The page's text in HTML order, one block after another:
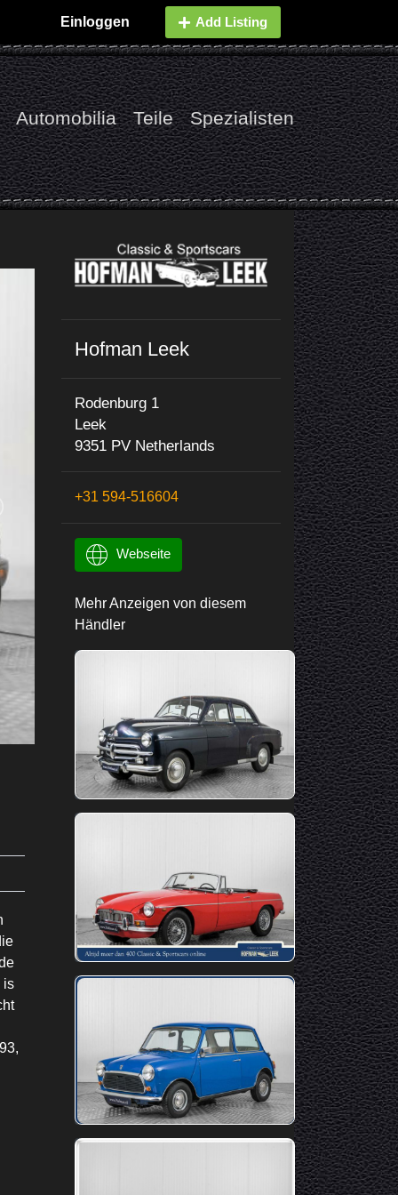
Einloggen Add Listing
Automobilia Teile Spezialisten
is
Hofman Leek
Rodenburg 1
Leek
9351 PV Netherlands
+31 594-516604
Webseite
Mehr Anzeigen von diesem
Händler